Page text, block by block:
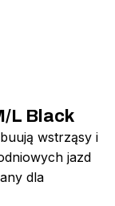
L Black
wstrząsy i
jazd
dla